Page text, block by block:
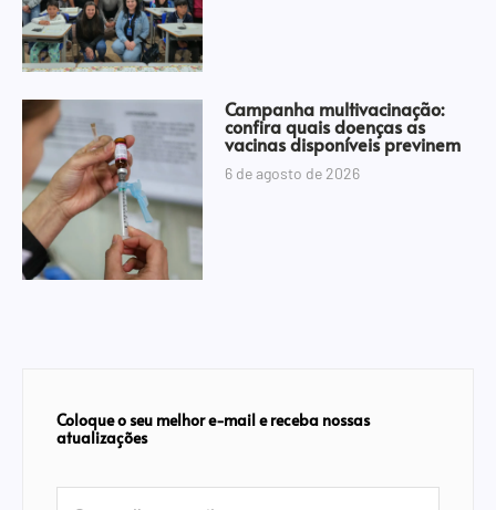
Campanha multivacinação:
confira quais doenças as
vacinas disponíveis previnem
6 de agosto de 2026
Coloque o seu melhor e-mail e receba nossas
atualizações